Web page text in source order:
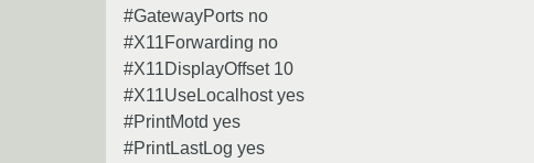
#GatewayPorts no
#X11Forwarding no
#X11DisplayOffset 10
#X11UseLocalhost yes
#PrintMotd yes
#PrintLastLog yes